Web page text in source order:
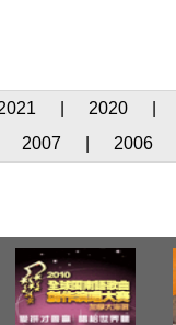
2020
2007 2006